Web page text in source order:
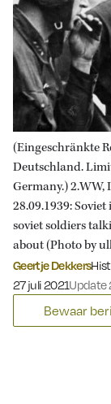
(Eingeschränkte
Deutschland.
Germany.)
28.09.1939:
soviet soldiers
about (Photo by
Geertje Dekkers
Gepubliceerd op:
27 juli 2021Update
Bewaar